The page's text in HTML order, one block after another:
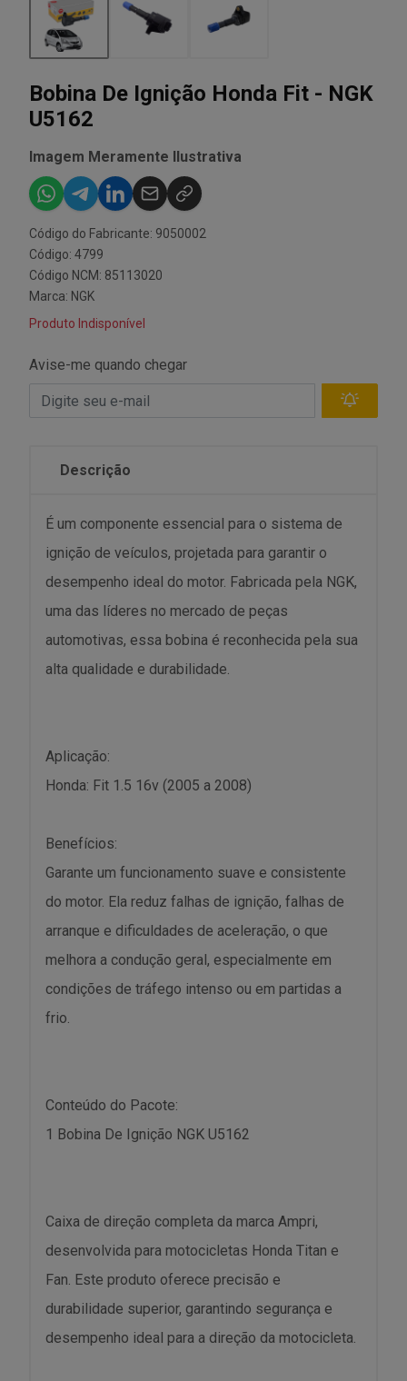
Bobina De Ignição Honda Fit - NGK
U5162
Imagem Meramente Ilustrativa
Código do Fabricante: 9050002
Código: 4799
Código NCM: 85113020
Marca: NGK
Produto Indisponível
Avise-me quando chegar
Descrição
É um componente essencial para o sistema de
ignição de veículos, projetada para garantir o
desempenho ideal do motor. Fabricada pela NGK,
uma das líderes no mercado de peças
automotivas, essa bobina é reconhecida pela sua
alta qualidade e durabilidade.
Aplicação:
Honda: Fit 1.5 16v (2005 a 2008)
Benefícios:
Garante um funcionamento suave e consistente
do motor. Ela reduz falhas de ignição, falhas de
arranque e dificuldades de aceleração, o que
melhora a condução geral, especialmente em
condições de tráfego intenso ou em partidas a
frio.
Conteúdo do Pacote:
1 Bobina De Ignição NGK U5162
Caixa de direção completa da marca Ampri,
desenvolvida para motocicletas Honda Titan e
Fan. Este produto oferece precisão e
durabilidade superior, garantindo segurança e
desempenho ideal para a direção da motocicleta.